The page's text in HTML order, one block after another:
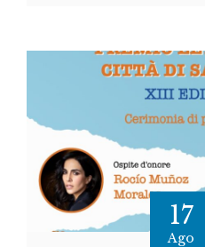
17
Ago